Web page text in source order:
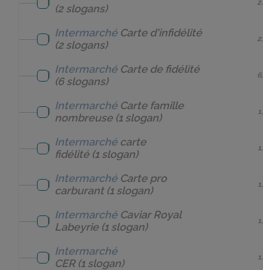
(2 slogans)
Intermarché Carte d'infidélité
(2 slogans)
Intermarché Carte de fidélité
(6 slogans)
Intermarché Carte famille
nombreuse(1 slogan)
Intermarché carte
fidélité(1 slogan)
Intermarché Carte pro
carburant(1 slogan)
Intermarché Caviar Royal
Labeyrie(1 slogan)
Intermarché
CER(1 slogan)